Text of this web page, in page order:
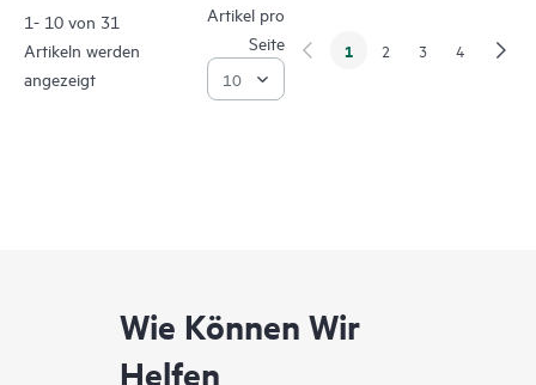
1- 10 von 31
Artikeln werden
angezeigt
Artikel pro
Seite
1 2 3 4
Wie Können Wir
Helfen